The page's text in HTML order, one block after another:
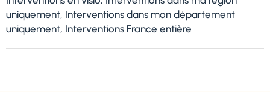
uniquement, Interventions dans mon département
uniquement, Interventions France entière